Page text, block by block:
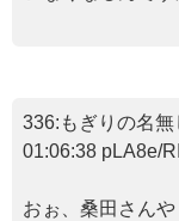
336:もぎりの名
01:06:38 pLA8e/
おぉ、桑田さんや